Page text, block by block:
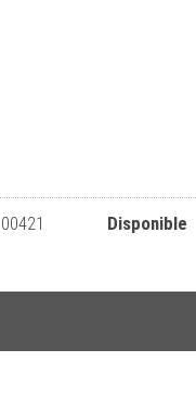
00421 Disponible